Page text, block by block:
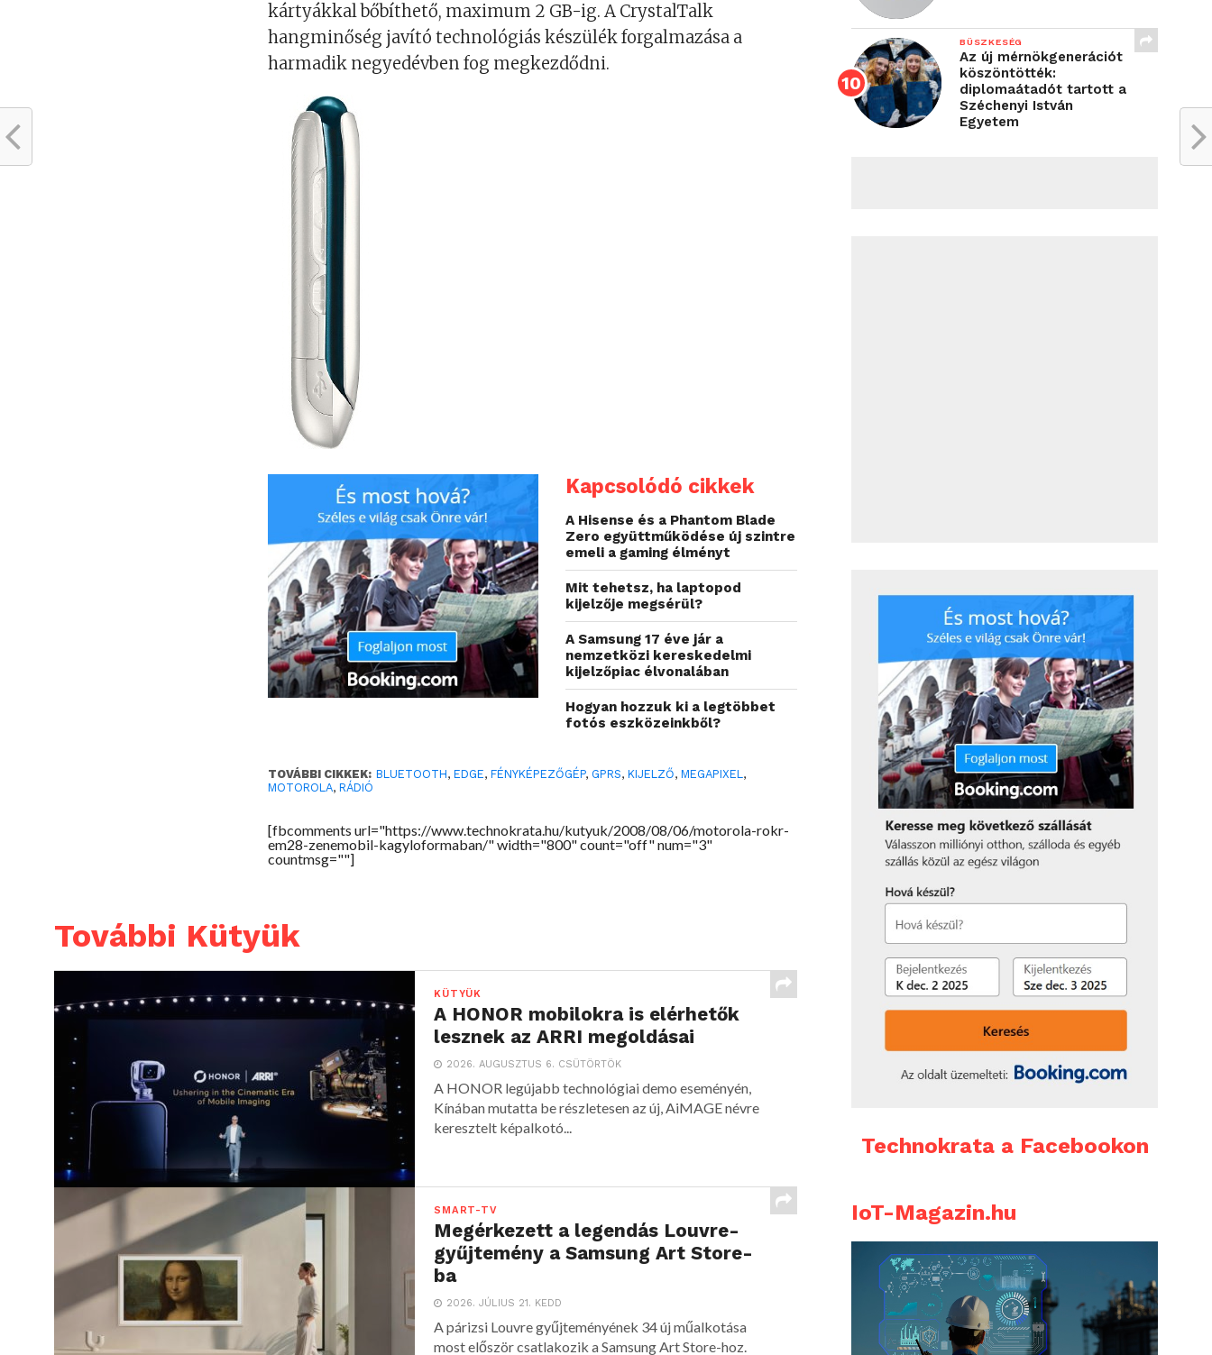
kártyákkal bőbíthető, maximum 2 GB-ig. A CrystalTalk
hangminőség javító technológiás készülék forgalmazása a
harmadik negyedévben fog megkezdődni.
Kapcsolódó cikkek
A Hisense és a Phantom Blade
Zero együttműködése új szintre
emeli a gaming élményt
Mit tehetsz, ha laptopod
kijelzője megsérül?
A Samsung 17 éve jár a
nemzetközi kereskedelmi
kijelzőpiac élvonalában
Hogyan hozzuk ki a legtöbbet
fotós eszközeinkből?
TOVÁBBI CIKKEK: BLUETOOTH,EDGE,FÉNYKÉPEZŐGÉP, GPRS,KIJELZŐ,MEGAPIXEL,
MOTOROLA,RÁDIÓ
[fbcomments url="https://www.technokrata.hu/kutyuk/2008/08/06/motorola-rokr-
em28-zenemobil-kagyloformaban/" width="800" count="off" num="3"
countmsg=""]
További Kütyük
KÜTYÜK
A HONOR mobilokra is elérhetők
lesznek az ARRI megoldásai
2026. AUGUSZTUS 6. CSÜTÖRTÖK
A HONOR legújabb technológiai demo eseményén,
Kínában mutatta be részletesen az új, AiMAGE névre
keresztelt képalkotó...
SMART-TV
Megérkezett a legendás Louvre-
gyűjtemény a Samsung Art Store-
ba
2026. JÚLIUS 21. KEDD
A párizsi Louvre gyűjteményének 34 új műalkotása
most először csatlakozik a Samsung Art Store-hoz.
BÜSZKESÉG
Az új mérnökgenerációt
köszöntötték:
diplomaátadót tartott a
Széchenyi István
Egyetem
Technokrata a Facebookon
IoT-Magazin.hu